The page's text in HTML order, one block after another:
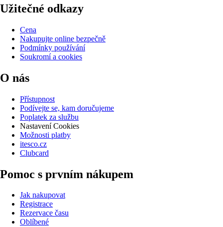
Užitečné odkazy
Cena
Nakupujte online bezpečně
Podmínky používání
Soukromí a cookies
O nás
Přístupnost
Podívejte se, kam doručujeme
Poplatek za službu
Nastavení Cookies
Možnosti platby
itesco.cz
Clubcard
Pomoc s prvním nákupem
Jak nakupovat
Registrace
Rezervace času
Oblíbené